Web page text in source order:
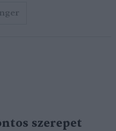
szerepet